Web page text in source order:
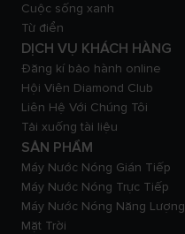
Cuộc sống xanh
Từ điển
DỊCH VỤ KHÁCH HÀNG
Đăng kí bảo hành online
Hội Viên Diamond Club
Liên Hệ Với Chúng Tôi
Tải xuống tài liệu
SẢN PHẨM
Máy Nước Nóng Gián Tiếp
Máy Nước Nóng Trực Tiếp
Máy Nước Nóng Năng Lượng
Mặt Trời